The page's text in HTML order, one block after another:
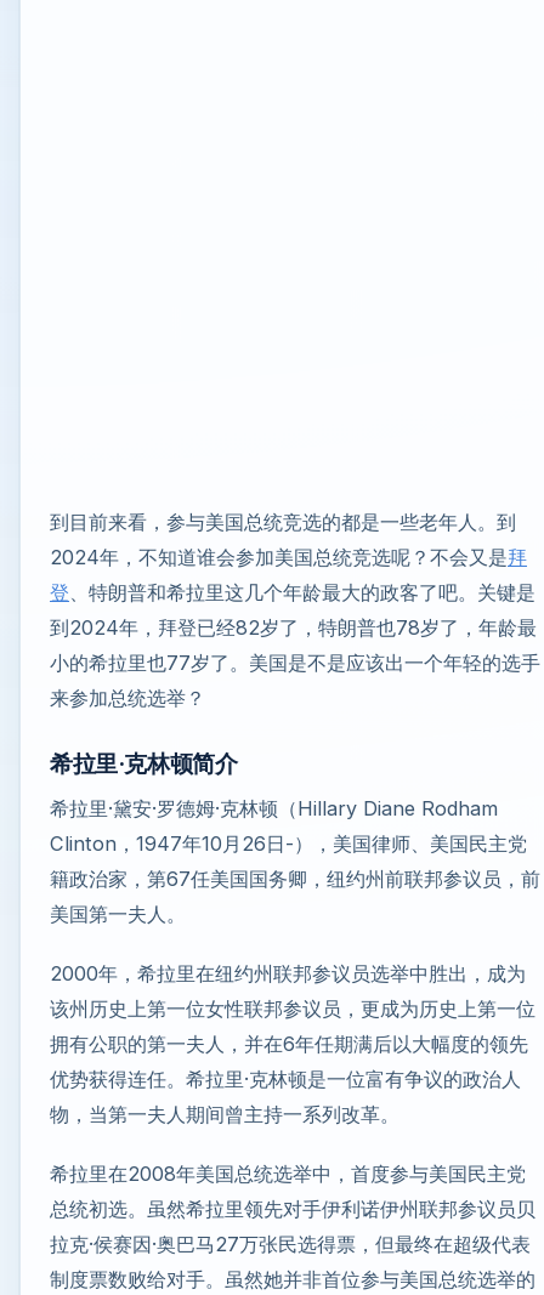
到目前来看，参与美国总统竞选的都是一些老年人。到
2024年，不知道谁会参加美国总统竞选呢？不会又是拜
登 、特朗普和希拉里这几个年龄最大的政客了吧。关键是
到2024年，拜登已经82岁了，特朗普也78岁了，年龄最
小的希拉里也77岁了。美国是不是应该出一个年轻的选手
来参加总统选举？
希拉里·克林顿简介
希拉里·黛安·罗德姆·克林顿（Hillary Diane Rodham
Clinton，1947年10月26日-），美国律师、美国民主党
籍政治家，第67任美国国务卿，纽约州前联邦参议员，前
美国第一夫人。
2000年，希拉里在纽约州联邦参议员选举中胜出，成为
该州历史上第一位女性联邦参议员，更成为历史上第一位
拥有公职的第一夫人，并在6年任期满后以大幅度的领先
优势获得连任。希拉里·克林顿是一位富有争议的政治人
物，当第一夫人期间曾主持一系列改革。
希拉里在2008年美国总统选举中，首度参与美国民主党
总统初选。虽然希拉里领先对手伊利诺伊州联邦参议员贝
拉克·侯赛因·奥巴马27万张民选得票，但最终在超级代表
制度票数败给对手。虽然她并非首位参与美国总统选举的